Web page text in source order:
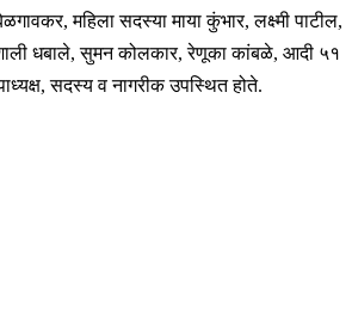
महिला सदस्या माया कुंभार, लक्ष्मी पाटील,
धबाले, सुमन कोलकार, रेणूका कांबळे, आदी ५१
सदस्य व नागरीक उपस्थित होते.